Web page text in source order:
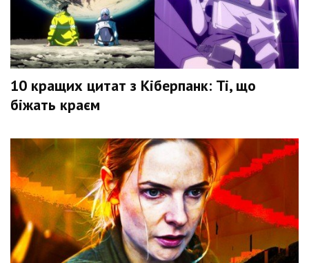
10 кращих цитат з Кіберпанк: Ті, що
біжать краєм